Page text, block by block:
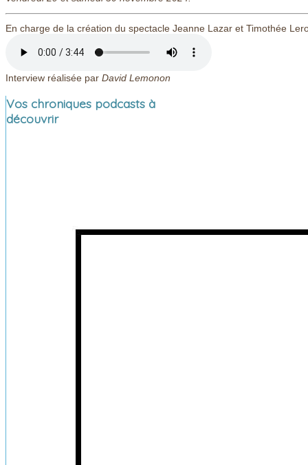
En charge de la création du spectacle Jeanne Lazar et Timothée
Interview réalisée par David Lemonon
Vos chroniques podcasts à
découvrir